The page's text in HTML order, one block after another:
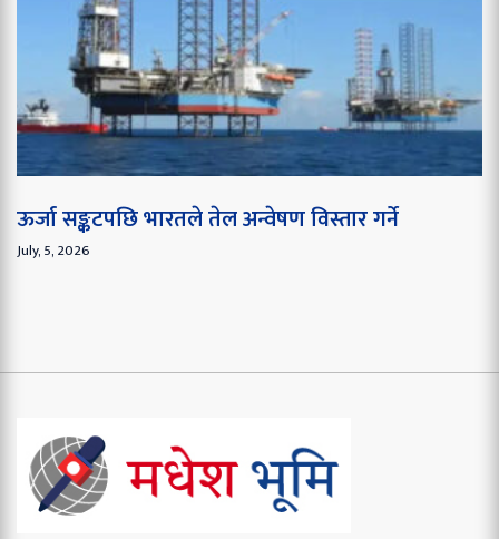
ऊर्जा सङ्कटपछि भारतले तेल अन्वेषण विस्तार गर्ने
July, 5, 2026